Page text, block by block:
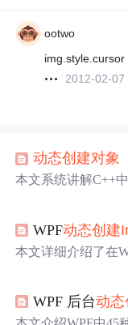
ootwo
img.style.cursor
2012-02-07
动态创建对象
本文系统讲解C++
（如std::vector、内
ree的底层关系、实
WPF动态创建
本文详细介绍了在
绝对路径都能正确
示例，帮助读者理
WPF 后台动